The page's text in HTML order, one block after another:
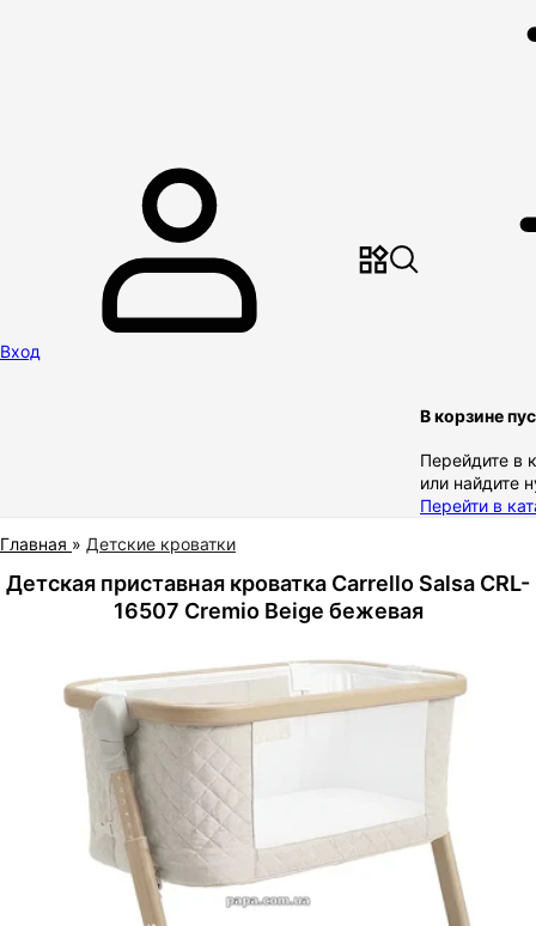
Вход
В корзине
Перейдите в
или найдите
Перейти в
Главная » Детские кроватки
Детская приставная кроватка Carrello Salsa CRL-
16507 Cremio Beige бежевая